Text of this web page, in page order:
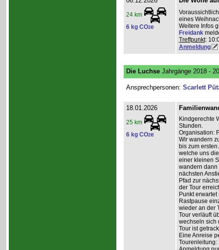
24 km
6 kg CO2e
eines
Weitere Infos
Freidank
Treffpunkt:
Anmeldung
Die LuchseJahrgänge 2018 -
Ansprechpersonen: Scarlett
18.01.2026
25 km
6 kg CO2e
Kindgerechte
Stunden.
Organisation:
Wir wandern
bis zum
welche uns
einer kleinen
wandern dann
nächsten
Pfad zur
der Tour
Punkt
Rastpause
wieder an der
Tour verläuft
wechseln sich
Tour ist
Eine Anreise
Tourenleitung: